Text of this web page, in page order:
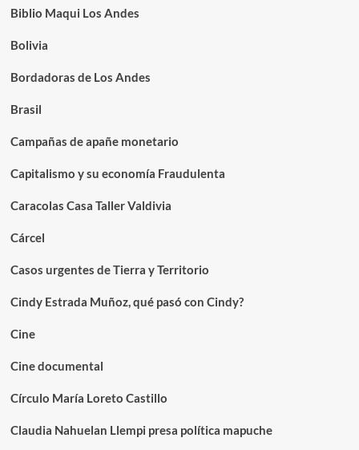
Biblio Maqui Los Andes
Bolivia
Bordadoras de Los Andes
Brasil
Campañas de apañe monetario
Capitalismo y su economía Fraudulenta
Caracolas Casa Taller Valdivia
Cárcel
Casos urgentes de Tierra y Territorio
Cindy Estrada Muñoz, qué pasó con Cindy?
Cine
Cine documental
Círculo María Loreto Castillo
Claudia Nahuelan Llempi presa política mapuche